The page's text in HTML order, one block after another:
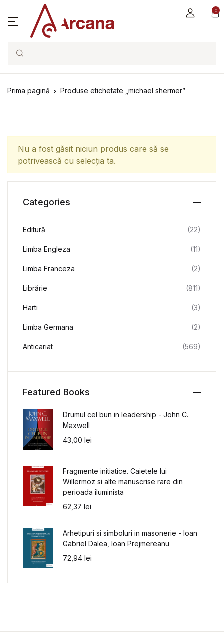
0
Search
Prima pagină Produse etichetate „michael shermer”
Nu a fost găsit niciun produs care să se
potrivească cu selecția ta.
Categories
Editură (22)
Limba Engleza (11)
Limba Franceza (2)
Librărie (811)
Harti (3)
Limba Germana (2)
Anticariat (569)
Featured Books
Drumul cel bun in leadership - John C.
Maxwell
43,00 lei
Fragmente initiatice. Caietele lui
Willermoz si alte manuscrise rare din
perioada iluminista
62,37 lei
Arhetipuri si simboluri in masonerie - Ioan
Gabriel Dalea, Ioan Prejmereanu
72,94 lei